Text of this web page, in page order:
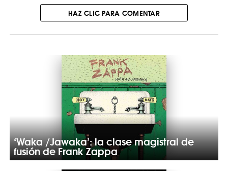
HAZ CLIC PARA COMENTAR
‘Waka /Jawaka’: la clase magistral de
fusión de Frank Zappa